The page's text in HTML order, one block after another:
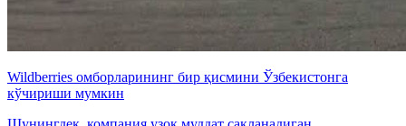
Wildberries омборларининг бир қисмини Ўзбекистонга
кўчириши мумкин